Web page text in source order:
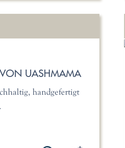
VON UASHMAMA
handgefertigt